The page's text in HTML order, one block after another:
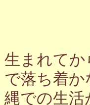
生まれてか
で落ち着
縄での生